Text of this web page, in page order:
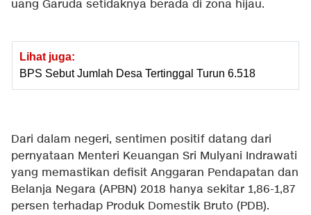
uang Garuda setidaknya berada di zona hijau.
Lihat juga:
BPS Sebut Jumlah Desa Tertinggal Turun 6.518
Dari dalam negeri, sentimen positif datang dari
pernyataan Menteri Keuangan Sri Mulyani Indrawati
yang memastikan defisit Anggaran Pendapatan dan
Belanja Negara (APBN) 2018 hanya sekitar 1,86-1,87
persen terhadap Produk Domestik Bruto (PDB).